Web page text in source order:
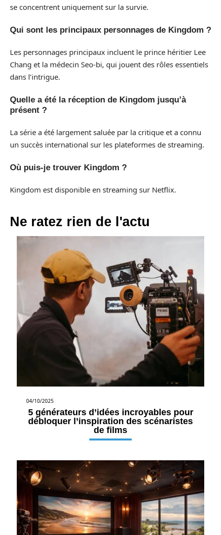
se concentrent uniquement sur la survie.
Qui sont les principaux personnages de Kingdom ?
Les personnages principaux incluent le prince héritier Lee
Chang et la médecin Seo-bi, qui jouent des rôles essentiels
dans l’intrigue.
Quelle a été la réception de Kingdom jusqu’à
présent ?
La série a été largement saluée par la critique et a connu
un succès international sur les plateformes de streaming.
Où puis-je trouver Kingdom ?
Kingdom est disponible en streaming sur Netflix.
Ne ratez rien de l'actu
04/10/2025
5 générateurs d’idées incroyables pour
débloquer l’inspiration des scénaristes
de films